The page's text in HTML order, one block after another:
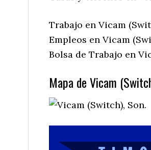
Trabajo en Vicam
Empleos en Vicam
Bolsa de Trabajo en
Mapa de Vicam